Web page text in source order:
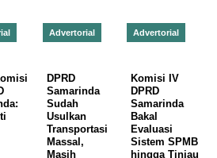
Advertorial
DPRD
Samarinda
Sudah
Usulkan
Transportasi
Massal,
Masih
Advertorial
Komisi IV
DPRD
Samarinda
Bakal
Evaluasi
Sistem SPMB
hingga Tinjau